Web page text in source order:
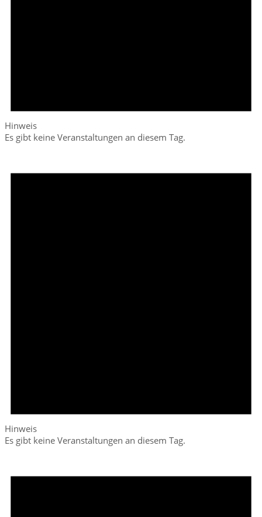
Hinweis
Es gibt keine Veranstaltungen an diesem Tag.
Hinweis
Es gibt keine Veranstaltungen an diesem Tag.